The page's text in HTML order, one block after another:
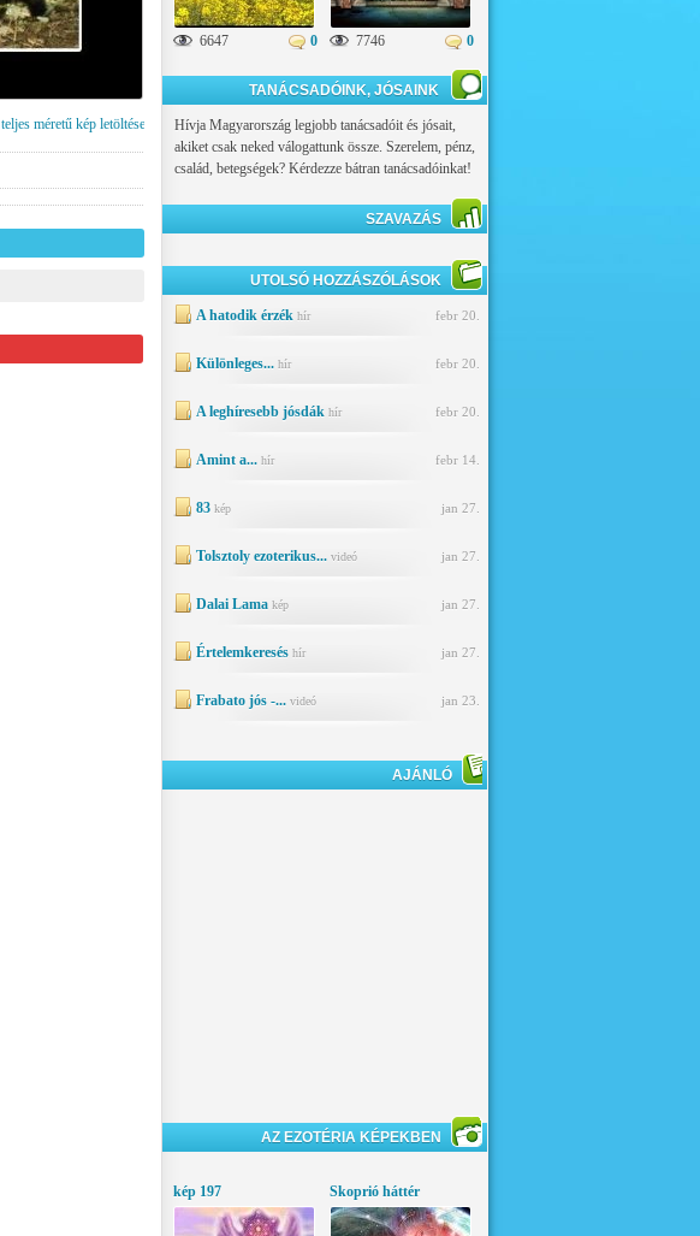
teljes méretű kép letöltése
6647 0 7746 0
TANÁCSADÓINK, JÓSAINK
Hívja Magyarország legjobb tanácsadóit és jósait,
akiket csak neked válogattunk össze. Szerelem, pénz,
család, betegségek? Kérdezze bátran tanácsadóinkat!
SZAVAZÁS
UTOLSÓ HOZZÁSZÓLÁSOK
A hatodik érzék hír febr 20.
Különleges... hír febr 20.
A leghíresebb jósdák hír febr 20.
Amint a... hír febr 14.
83 kép jan 27.
Tolsztoly ezoterikus... videó jan 27.
Dalai Lama kép jan 27.
Értelemkeresés hír jan 27.
Frabato jós -... videó jan 23.
AJÁNLÓ
AZ EZOTÉRIA KÉPEKBEN
kép 197 Skoprió háttér